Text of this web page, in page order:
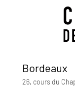
Bordeaux
26, cours du